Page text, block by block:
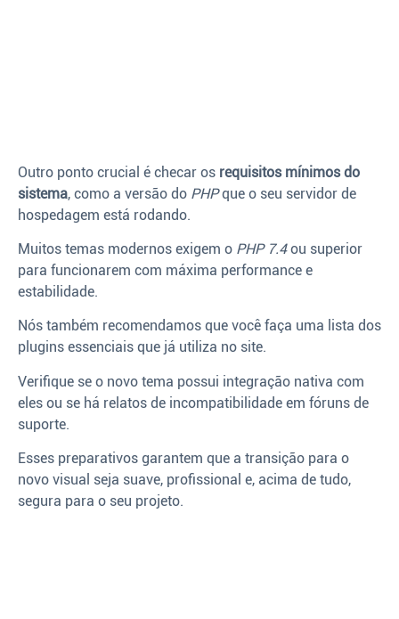
Outro ponto crucial é checar os requisitos mínimos do
sistema, como a versão do PHPque o seu servidor de
hospedagem está rodando.
Muitos temas modernos exigem o PHP 7.4ou superior
para funcionarem com máxima performance e
estabilidade.
Nós também recomendamos que você faça uma lista dos
plugins essenciais que já utiliza no site.
Verifique se o novo tema possui integração nativa com
eles ou se há relatos de incompatibilidade em fóruns de
suporte.
Esses preparativos garantem que a transição para o
novo visual seja suave, profissional e, acima de tudo,
segura para o seu projeto.